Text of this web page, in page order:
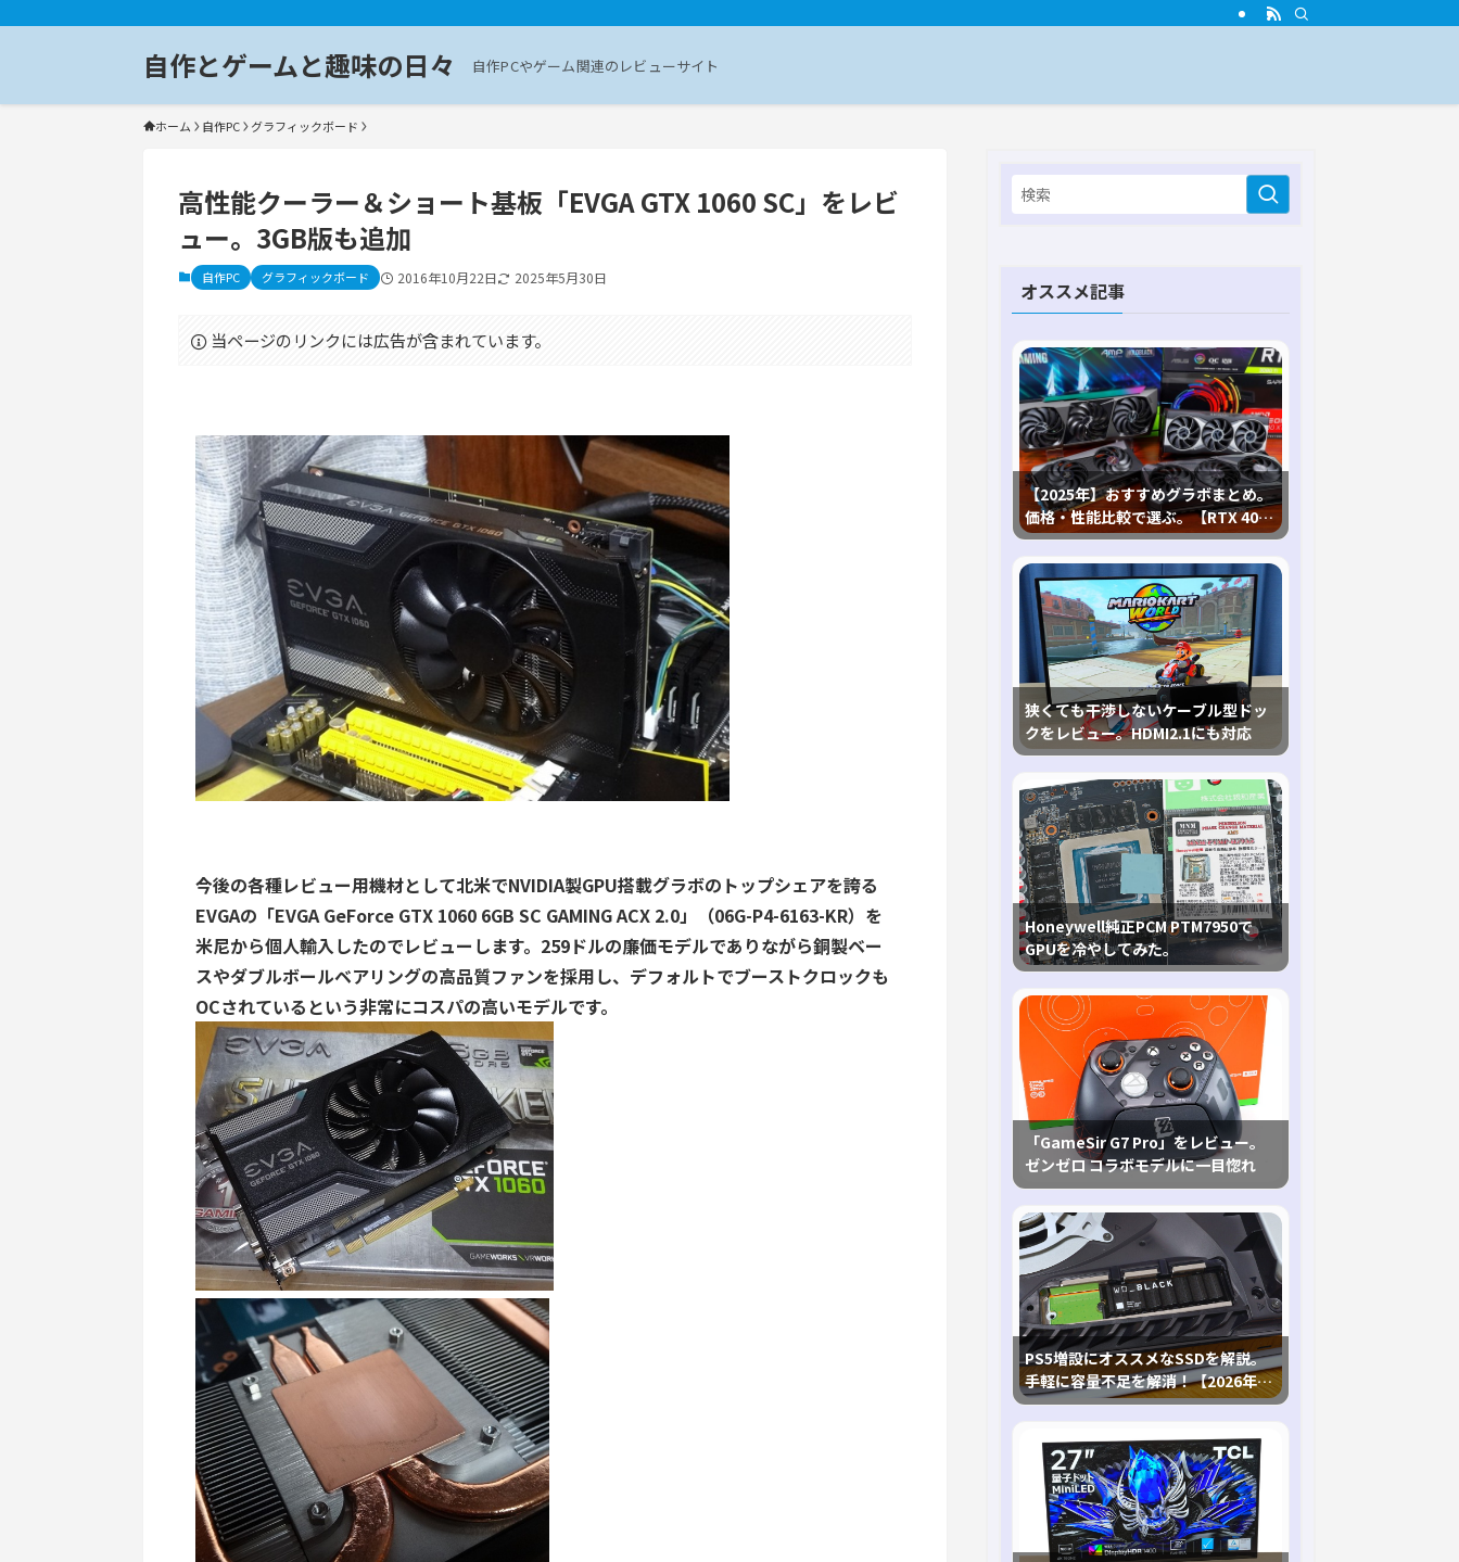
自作とゲームと趣味の日々 自作PCやゲーム関連のレビューサイト
ホーム 自作PC グラフィックボード
高性能クーラー＆ショート基板「EVGA GTX 1060 SC」をレビ
ュー。3GB版も追加
自作PC グラフィックボード 2016年10月22日 2025年5月30日
当ページのリンクには広告が含まれています。
今後の各種レビュー用機材として北米でNVIDIA製GPU搭載グラボのトップシェアを誇る
EVGAの「EVGA GeForce GTX 1060 6GB SC GAMING ACX 2.0」（06G-P4-6163-KR）を
米尼から個人輸入したのでレビューします。259ドルの廉価モデルでありながら銅製ベー
スやダブルボールベアリングの高品質ファンを採用し、デフォルトでブーストクロックも
OCされているという非常にコスパの高いモデルです。
オススメ記事
【2025年】おすすめグラボまとめ。
価格・性能比較で選ぶ。【RTX 40,
RX 7000各種に対応】
狭くても干渉しないケーブル型ドッ
クをレビュー。HDMI2.1にも対応
Honeywell純正PCM PTM7950で
GPUを冷やしてみた。
「GameSir G7 Pro」をレビュー。
ゼンゼロ コラボモデルに一目惚れ
PS5増設にオススメなSSDを解説。
手軽に容量不足を解消！【2026年最
新、PS5 Proにも対応】